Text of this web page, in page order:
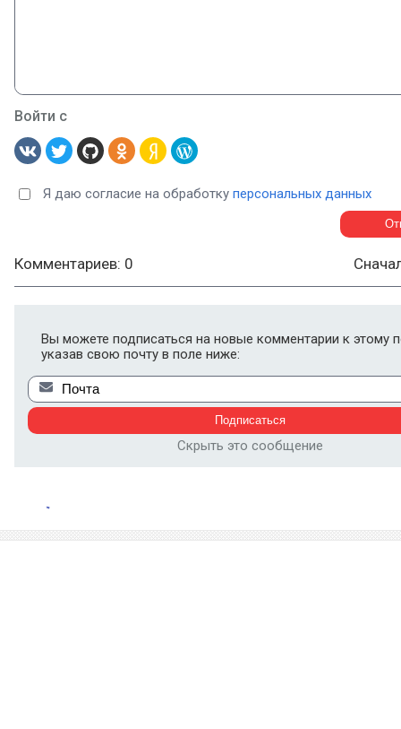
Войти с
Я даю согласие на обработку персональных данных
Комментариев: 0
Вы можете подписаться на новые комментарии к этому
указав свою почту в поле ниже:
Скрыть это сообщение